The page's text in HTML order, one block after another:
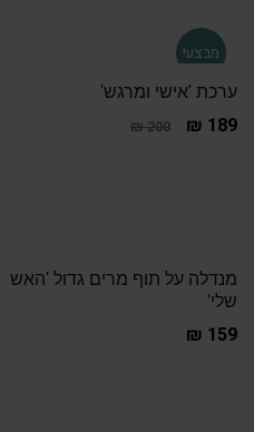
מבצע!
ערכת 'אישי ומרגש'
₪200 ₪ 189
מנדלה על תוף מרים גדול 'האש
שלי'
₪ 159